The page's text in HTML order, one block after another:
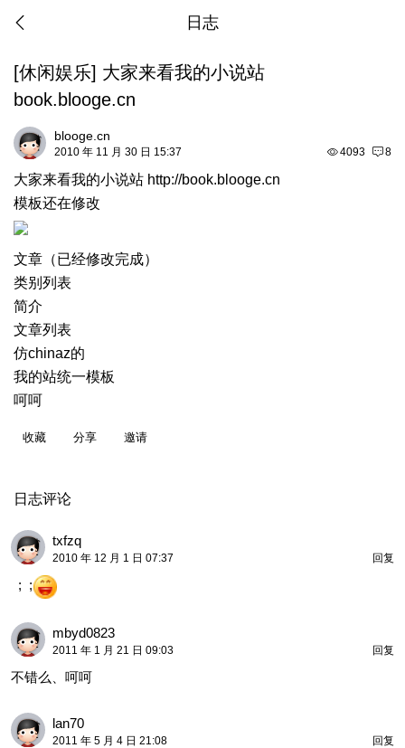
日志
[休闲娱乐] 大家来看我的小说站
book.blooge.cn
blooge.cn
4093 8
2010 年 11 月 30 日 15:37
大家来看我的小说站 http://book.blooge.cn
模板还在修改
文章（已经修改完成）
类别列表
简介
文章列表
仿chinaz的
我的站统一模板
呵呵
收藏 分享 邀请
日志评论
txfzq
2010 年 12 月 1 日 07:37 回复
; ;
mbyd0823
2011 年 1 月 21 日 09:03 回复
不错么、呵呵
lan70
2011 年 5 月 4 日 21:08 回复